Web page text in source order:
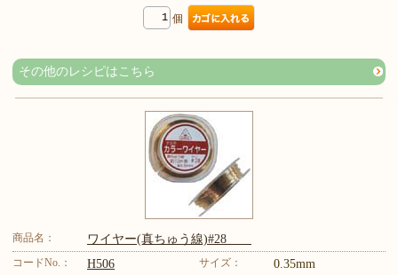
個
その他のレシピはこちら
商品名： ワイヤー(真ちゅう線)#28
コードNo.： H506 サイズ： 0.35mm